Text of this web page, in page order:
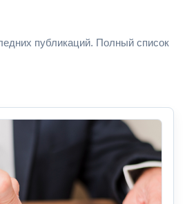
публикаций. Полный список